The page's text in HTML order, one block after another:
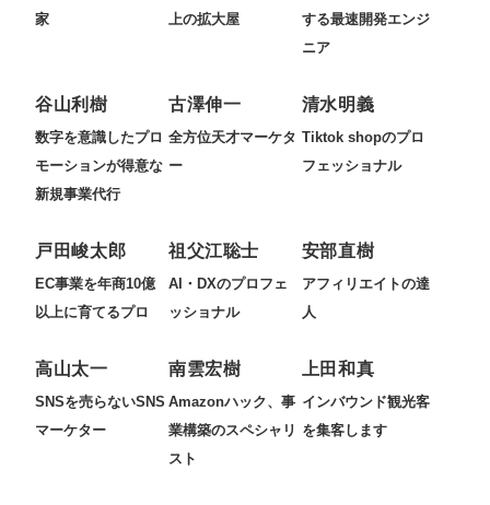
家
上の拡大屋
する最速開発エンジ
ニア
谷山利樹
数字を意識したプロ
モーションが得意な
新規事業代行
古澤伸一
全方位天才マーケタ
ー
清水明義
Tiktok shopのプロ
フェッショナル
戸田峻太郎
EC事業を年商10億
以上に育てるプロ
祖父江聡士
AI・DXのプロフェ
ッショナル
安部直樹
アフィリエイトの達
人
高山太一
SNSを売らないSNS
マーケター
南雲宏樹
Amazonハック、事
業構築のスペシャリ
スト
上田和真
インバウンド観光客
を集客します